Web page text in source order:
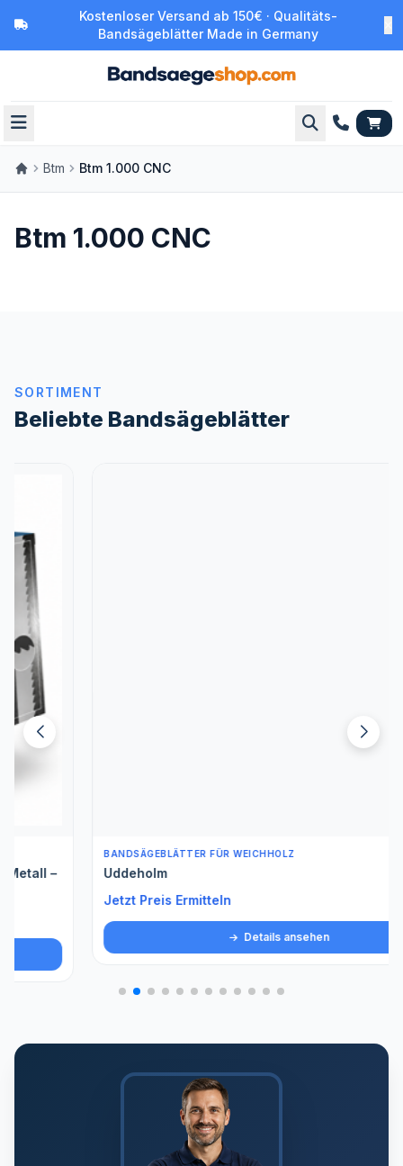
Kostenloser Versand ab 150€ · Qualitäts-
Bandsägeblätter Made in Germany
Btm Btm 1.000 CNC
Btm 1.000 CNC
SORTIMENT
Beliebte Bandsägeblätter
BANDSÄGEBLÄTTER FÜR WEICHHOLZ
Uddeholm
Jetzt Preis Ermitteln
Details ansehen